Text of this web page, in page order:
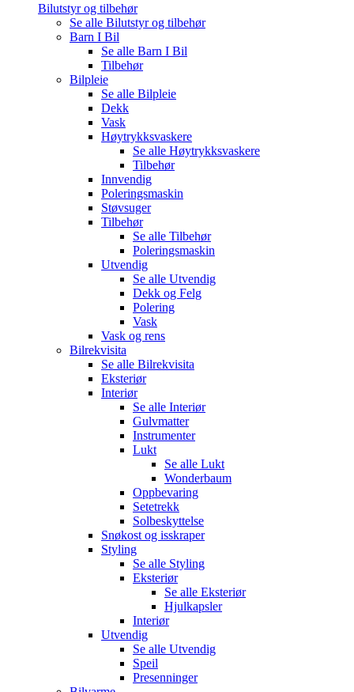
Bilutstyr og tilbehør
Se alle Bilutstyr og tilbehør
Barn I Bil
Se alle Barn I Bil
Tilbehør
Bilpleie
Se alle Bilpleie
Dekk
Vask
Høytrykksvaskere
Se alle Høytrykksvaskere
Tilbehør
Innvendig
Poleringsmaskin
Støvsuger
Tilbehør
Se alle Tilbehør
Poleringsmaskin
Utvendig
Se alle Utvendig
Dekk og Felg
Polering
Vask
Vask og rens
Bilrekvisita
Se alle Bilrekvisita
Eksteriør
Interiør
Se alle Interiør
Gulvmatter
Instrumenter
Lukt
Se alle Lukt
Wonderbaum
Oppbevaring
Setetrekk
Solbeskyttelse
Snøkost og isskraper
Styling
Se alle Styling
Eksteriør
Se alle Eksteriør
Hjulkapsler
Interiør
Utvendig
Se alle Utvendig
Speil
Presenninger